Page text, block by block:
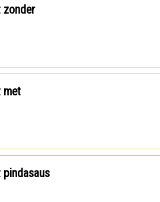
zonder
met
pindasaus